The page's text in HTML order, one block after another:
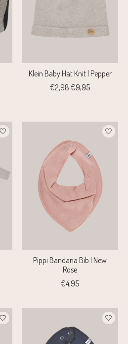
Klein Baby Hat Knit | Pepper
€2,98 €9,95
Pippi Bandana Bib | New
Rose
€4,95